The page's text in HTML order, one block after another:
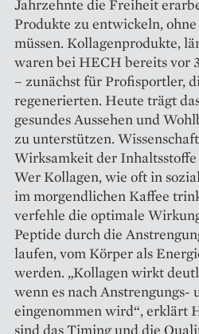
Jahrzehnte die Freiheit
Produkte zu entwickeln,
müssen. Kollagenprodukte,
waren bei HECH bereits vor
– zunächst für Profisportler,
regenerierten. Heute trägt
gesundes Aussehen und
zu unterstützen.
Wirksamkeit der
Wer Kollagen, wie oft in
im morgendlichen Kaffee
verfehle die optimale
Peptide durch die
laufen, vom Körper als
werden. „Kollagen wirkt
wenn es nach Anstrengungs-
eingenommen wird“, erklärt
sind das Timing und die